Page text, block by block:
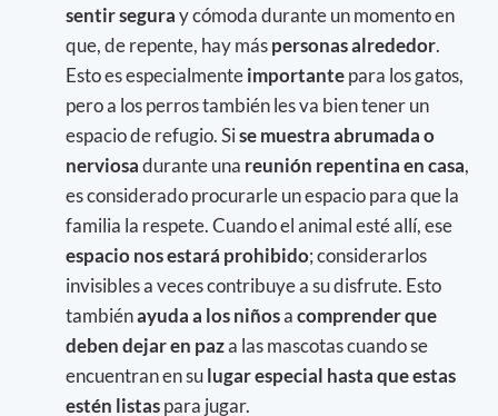
sentir seguray cómoda durante un momento en
que, de repente, hay máspersonas alrededor.
Esto es especialmenteimportantepara los gatos,
pero a los perros también les va bien tener un
espacio de refugio. Sise muestra abrumada o
nerviosadurante una reunión repentina en casa,
es considerado procurarle un espacio para que la
familia la respete. Cuando el animal esté allí, ese
espacio nos estará prohibido; considerarlos
invisibles a veces contribuye a su disfrute. Esto
tambiénayuda a los niñosacomprender que
deben dejar en paza las mascotas cuando se
encuentran en sulugar especial hasta que estas
estén listaspara jugar.